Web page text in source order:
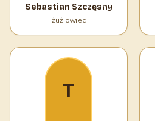
Sebastian Szczęsny
żużlowiec
T